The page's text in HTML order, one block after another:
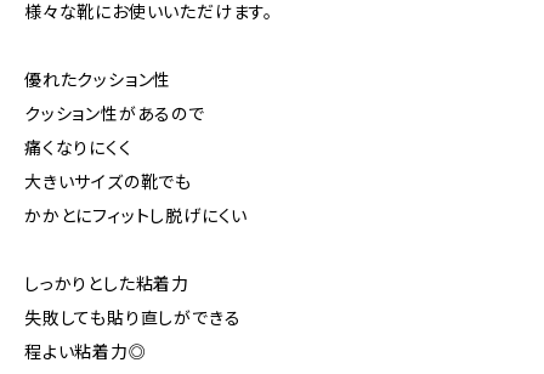
様々な靴にお使いいただけます。
優れたクッション性
クッション性があるので
痛くなりにくく
大きいサイズの靴でも
かかとにフィットし脱げにくい
しっかりとした粘着力
失敗しても貼り直しができる
程よい粘着力◎